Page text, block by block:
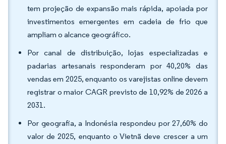
tem projeção de expansão mais rápida, apoiada por
investimentos emergentes em cadeia de frio que
ampliam o alcance geográfico.
Por canal de distribuição, lojas especializadas e
padarias artesanais responderam por 40,20% das
vendas em 2025, enquanto os varejistas online devem
registrar o maior CAGR previsto de 10,92% de 2026 a
2031.
Por geografia, a Indonésia respondeu por 27,60% do
valor de 2025, enquanto o Vietnã deve crescer a um